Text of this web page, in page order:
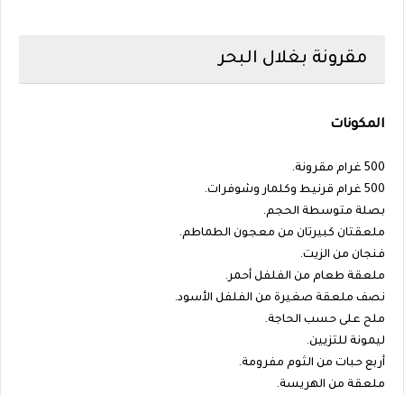
مقرونة بغلال البحر
المكونات
500 غرام مقرونة.
500 غرام قرنيط وكلمار وشوفرات.
بصلة متوسطة الحجم.
ملعقتان كبيرتان من معجون الطماطم.
فنجان من الزيت.
ملعقة طعام من الفلفل أحمر.
نصف ملعقة صغيرة من الفلفل الأسود.
ملح على حسب الحاجة.
ليمونة للتزيين.
أربع حبات من الثوم مفرومة.
ملعقة من الهريسة.